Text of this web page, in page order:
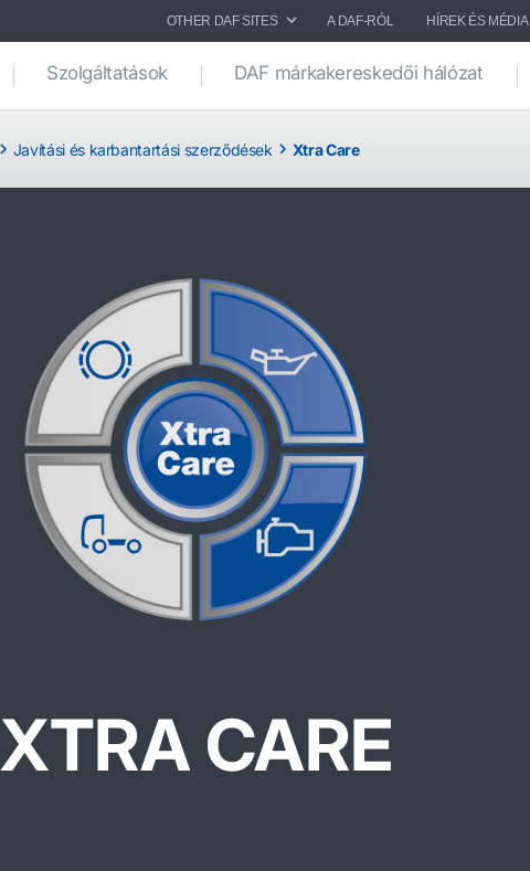
OTHER DAF SITES A DAF-RÓL HÍREK ÉS MÉDIA
Szolgáltatások DAF márkakereskedői hálózat
Javítási és karbantartási szerződések Xtra Care
XTRA CARE